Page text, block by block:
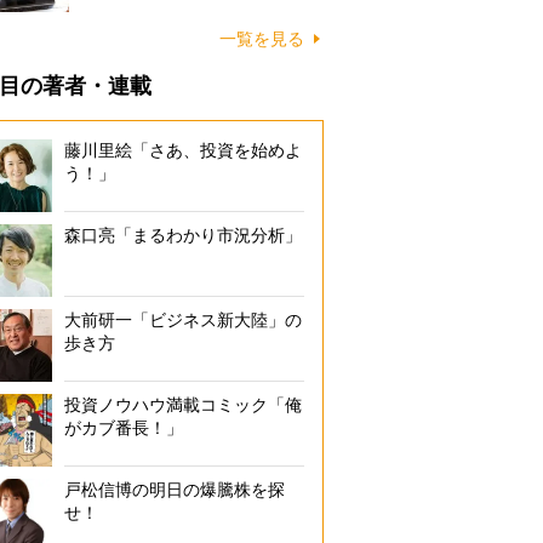
一覧を見る
の著者・連載
藤川里絵「さあ、投資を始めよ
う！」
森口亮「まるわかり市況分析」
大前研一「ビジネス新大陸」の
歩き方
投資ノウハウ満載コミック「俺
がカブ番長！」
戸松信博の明日の爆騰株を探
せ！